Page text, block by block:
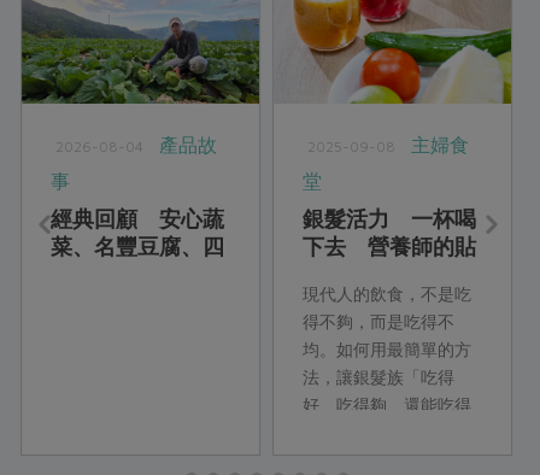
2026-08-04
產品故
事
經典回顧 安心蔬
菜、名豐豆腐、四
2025-09-08
主婦食
堂
銀髮活力 一杯喝
下去 營養師的貼
現代人的飲食，不是吃
得不夠，而是吃得不
均。如何用最簡單的方
法，讓銀髮族「吃得
好、吃得夠、還能吃得
別邀請資深營養師柯蘊